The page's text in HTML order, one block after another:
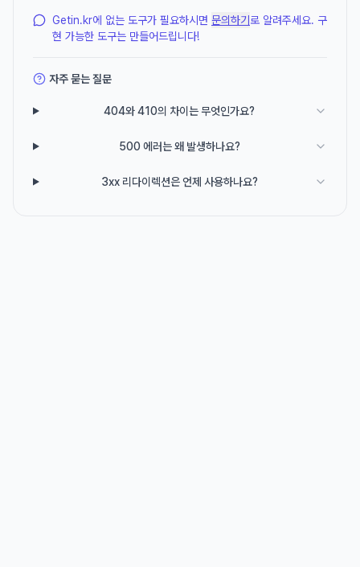
Getin.kr에 없는 도구가 필요하시면 문의하기 로 알려주세요. 구
현 가능한 도구는 만들어드립니다!
자주 묻는 질문
404와 410의 차이는 무엇인가요?
500 에러는 왜 발생하나요?
3xx 리다이렉션은 언제 사용하나요?